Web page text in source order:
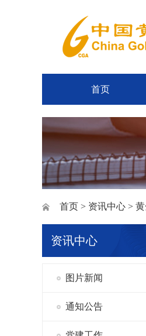
首页
首页 > 资讯中心 >
资讯中心
图片新闻
通知公告